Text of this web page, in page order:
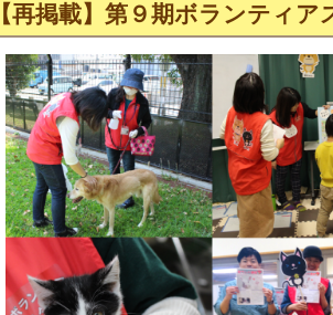
【再掲載】第９期ボランティ